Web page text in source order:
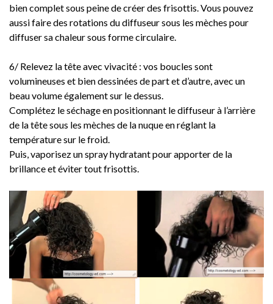
bien complet sous peine de créer des frisottis. Vous pouvez
aussi faire des rotations du diffuseur sous les mèches pour
diffuser sa chaleur sous forme circulaire.
6/ Relevez la tête avec vivacité : vos boucles sont
volumineuses et bien dessinées de part et d’autre, avec un
beau volume également sur le dessus.
Complétez le séchage en positionnant le diffuseur à l’arrière
de la tête sous les mèches de la nuque en réglant la
température sur le froid.
Puis, vaporisez un spray hydratant pour apporter de la
brillance et éviter tout frisottis.